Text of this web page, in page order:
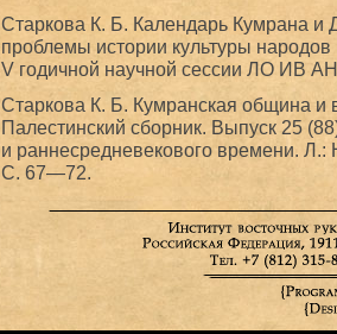
Старкова К. Б. Календарь Кумрана и
проблемы истории культуры
V годичной научной сессии ЛО ИВ
Старкова К. Б. Кумранская община
Палестинский сборник. Выпуск 25
и раннесредневекового времени. Л.:
С. 67—72.